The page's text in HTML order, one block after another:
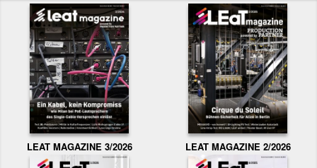
LEAT MAGAZINE 3/2026 LEAT MAGAZINE 2/2026